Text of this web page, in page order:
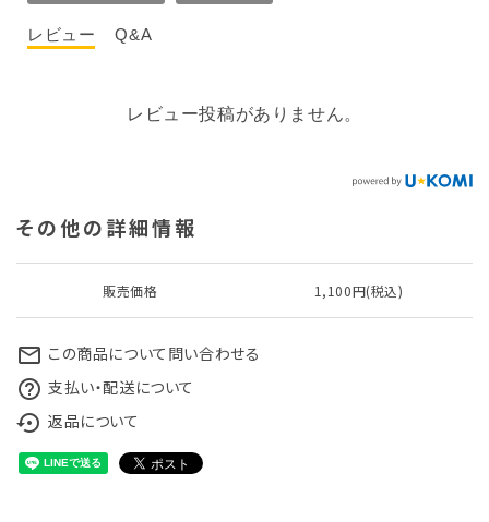
レビュー Q&A
レビュー投稿がありません。
その他の詳細情報
販売価格 1,100円(税込)
mail_outline この商品について問い合わせる
help_outline 支払い・配送について
settings_backup_restore 返品について